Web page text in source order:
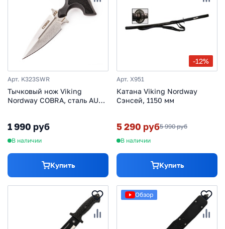
Арт. K323SWR
Тычковый нож Viking
Nordway COBRA, сталь AUS-
1 990 руб
В наличии
Купить
-12%
Арт. X951
Катана Viking Nordway
Сэнсей, 1150 мм
5 290 руб5 990 руб
В наличии
Купить
Обзор